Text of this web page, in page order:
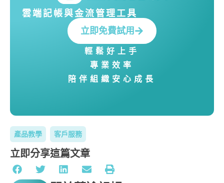
雲端記帳與金流管理工具
立即免費試用
輕鬆好上手
專業效率
陪伴組織安心成長
產品教學 客戶服務
立即分享這篇文章